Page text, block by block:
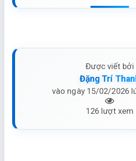
Được viết bởi
Đặng Trí
vào ngày 15/02/2026
126 lượt xem